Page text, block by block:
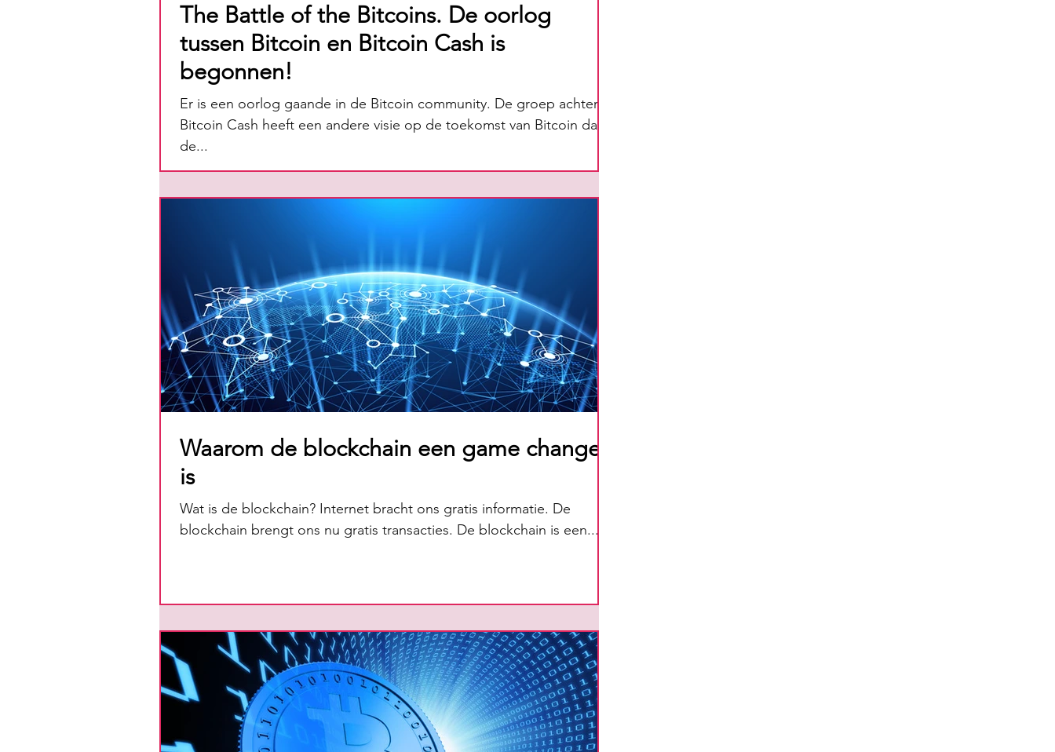
The Battle of the Bitcoins. De oorlog
tussen Bitcoin en Bitcoin Cash is
begonnen!
Er is een oorlog gaande in de Bitcoin community. De groep achter
Bitcoin Cash heeft een andere visie op de toekomst van Bitcoin dan
de...
Waarom de blockchain een game changer
is
Wat is de blockchain? Internet bracht ons gratis informatie. De
blockchain brengt ons nu gratis transacties. De blockchain is een...